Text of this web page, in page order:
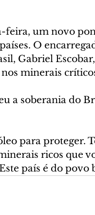
feira, um novo
O
Gabriel
minerais
a soberania do
para proteger.
ricos que
país é do povo